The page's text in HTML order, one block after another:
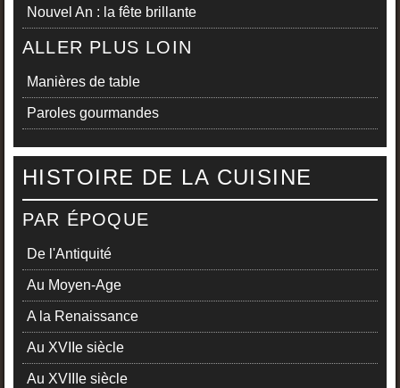
Nouvel An : la fête brillante
ALLER PLUS LOIN
Manières de table
Paroles gourmandes
HISTOIRE DE LA CUISINE
PAR ÉPOQUE
De l'Antiquité
Au Moyen-Age
A la Renaissance
Au XVIIe siècle
Au XVIIIe siècle